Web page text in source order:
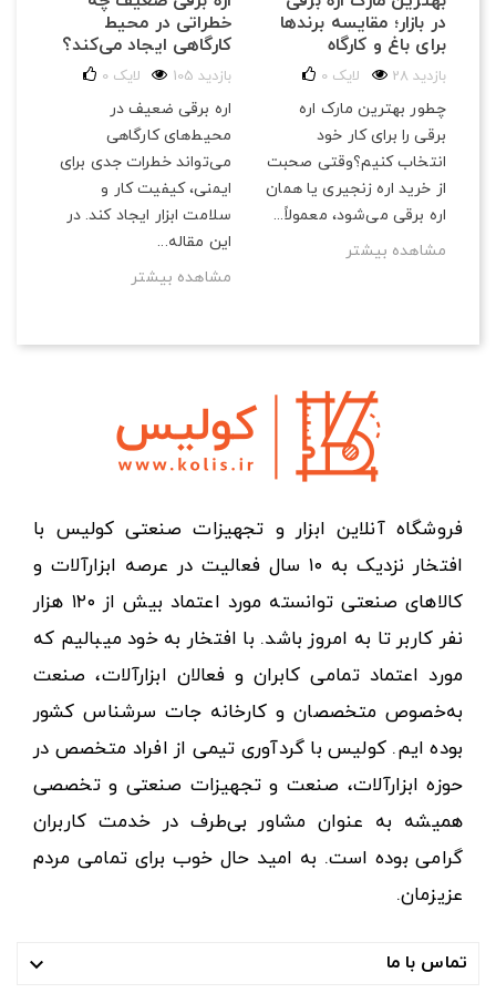
خطراتی در محیط
کارگاهی ایجاد می‌کند؟
105 بازدید 0 لایک
اره برقی ضعیف در
محیط‌های کارگاهی
می‌تواند خطرات جدی برای
ایمنی، کیفیت کار و
سلامت ابزار ایجاد کند. در
این مقاله...
مشاهده بیشتر
در بازار؛ مقایسه برندها
برای باغ و کارگاه
28 بازدید 0 لایک
چطور بهترین مارک اره
برقی را برای کار خود
انتخاب کنیم؟وقتی صحبت
از خرید اره زنجیری یا همان
اره برقی می‌شود، معمولاً...
مشاهده بیشتر
فروشگاه آنلاین ابزار و تجهیزات صنعتی کولیس با
افتخار نزدیک به ۱۰ سال فعالیت در عرصه ابزارآلات و
کالاهای صنعتی توانسته مورد اعتماد بیش از ۱۲۰ هزار
نفر کاربر تا به امروز باشد. با افتخار به خود میبالیم که
مورد اعتماد تمامی کابران و فعالان ابزارآلات، صنعت
به‌خصوص متخصصان و کارخانه جات سرشناس کشور
بوده ایم. کولیس با گردآوری تیمی از افراد متخصص در
حوزه ابزارآلات، صنعت و تجهیزات صنعتی و تخصصی
همیشه به عنوان مشاور بی‌طرف در خدمت کاربران
گرامی بوده است. به امید حال خوب برای تمامی مردم
عزیزمان.
تماس با ما 